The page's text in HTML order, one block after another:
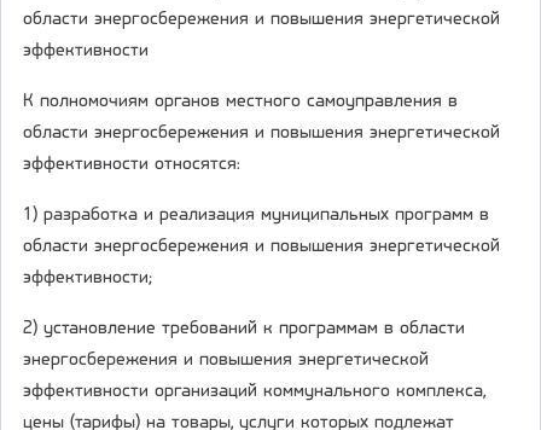
области энергосбережения и повышения энергетической
эффективности
К полномочиям органов местного самоуправления в
области энергосбережения и повышения энергетической
эффективности относятся:
1) разработка и реализация муниципальных программ в
области энергосбережения и повышения энергетической
эффективности;
2) установление требований к программам в области
энергосбережения и повышения энергетической
эффективности организаций коммунального комплекса,
цены (тарифы) на товары, услуги которых подлежат